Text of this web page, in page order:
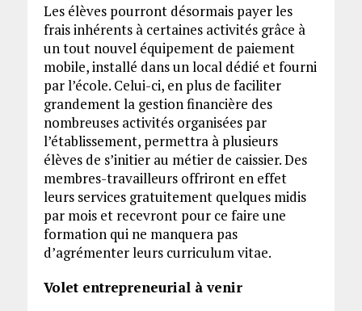
Les élèves pourront désormais payer les
frais inhérents à certaines activités grâce à
un tout nouvel équipement de paiement
mobile, installé dans un local dédié et fourni
par l’école. Celui-ci, en plus de faciliter
grandement la gestion financière des
nombreuses activités organisées par
l’établissement, permettra à plusieurs
élèves de s’initier au métier de caissier. Des
membres-travailleurs offriront en effet
leurs services gratuitement quelques midis
par mois et recevront pour ce faire une
formation qui ne manquera pas
d’agrémenter leurs curriculum vitae.
Volet entrepreneurial à venir